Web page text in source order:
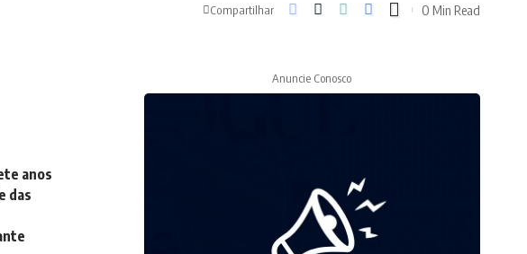
Compartilhar 0 Min Read
anos
das
Anuncie Conosco